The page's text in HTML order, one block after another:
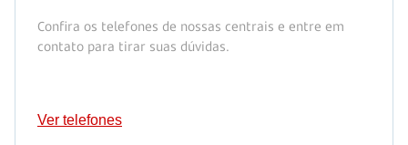
Confira os telefones de nossas centrais e entre em
contato para tirar suas dúvidas.
Ver telefones